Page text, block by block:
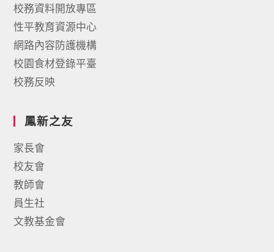
校務資料開放專區
性平教育資源中心
網路內容防護機構
校園食材登錄平臺
校務反映
鳳新之友
家長會
校友會
教師會
員生社
文教基金會